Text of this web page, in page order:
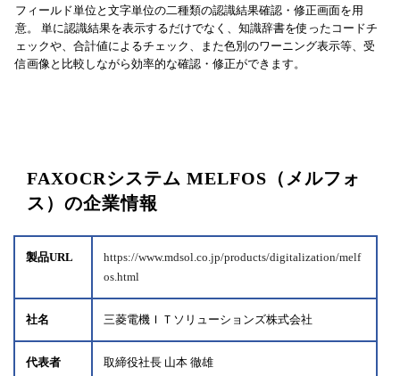
フィールド単位と文字単位の二種類の認識結果確認・修正画面を用
意。 単に認識結果を表示するだけでなく、知識辞書を使ったコードチ
ェックや、合計値によるチェック、また色別のワーニング表示等、受
信画像と比較しながら効率的な確認・修正ができます。
FAXOCRシステム MELFOS（メルフォ
ス）の企業情報
製品URL
https://www.mdsol.co.jp/products/digitalization/melf
os.html
社名 三菱電機ＩＴソリューションズ株式会社
代表者 取締役社長 山本 徹雄